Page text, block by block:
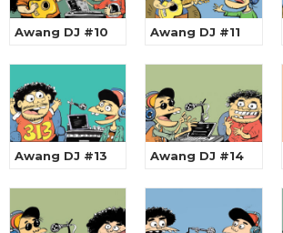
Awang DJ #10 Awang DJ #11
Awang DJ #13 Awang DJ #14